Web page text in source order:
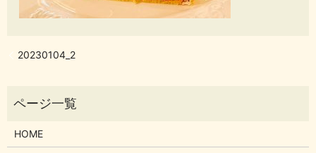
20230104_2
HOME